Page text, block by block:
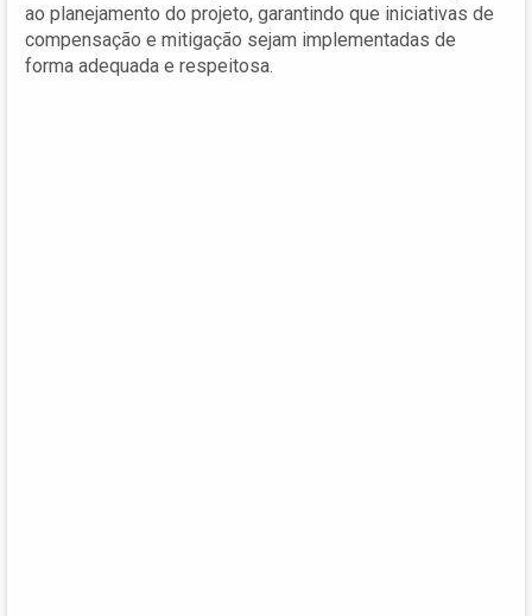
ao planejamento do projeto, garantindo que iniciativas de
compensação e mitigação sejam implementadas de
forma adequada e respeitosa.